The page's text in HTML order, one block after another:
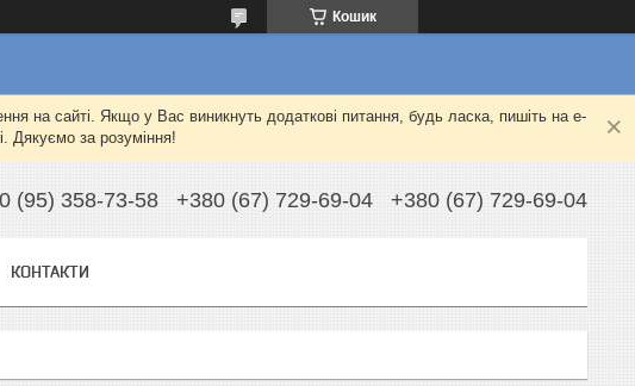
Кошик
на сайті. Якщо у Вас виникнуть додаткові питання, будь ласка, пишіть на e-
Дякуємо за розуміння!
(95) 358-73-58 +380 (67) 729-69-04 +380 (67) 729-69-04
КОНТАКТИ